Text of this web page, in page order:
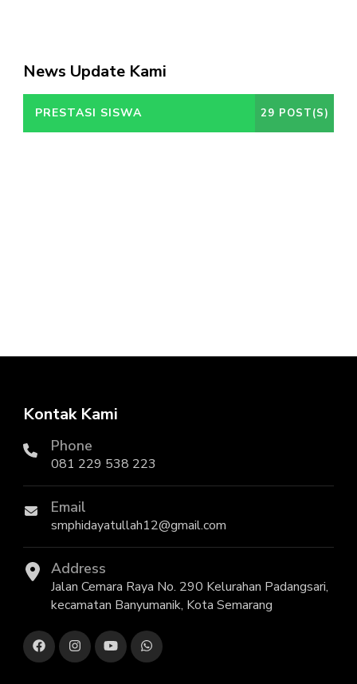
News Update Kami
PRESTASI SISWA 29 POST(S)
Kontak Kami
Phone
081 229 538 223
Email
smphidayatullah12@gmail.com
Address
Jalan Cemara Raya No. 290 Kelurahan Padangsari,
kecamatan Banyumanik, Kota Semarang